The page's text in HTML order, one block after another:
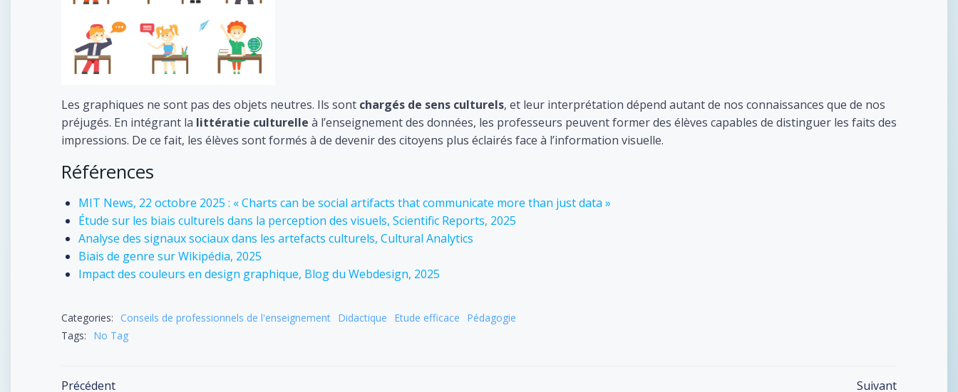
Les graphiques ne sont pas des objets neutres. Ils sont chargés de sens culturels, et leur interprétation dépend autant de nos connaissances que de nos
préjugés. En intégrant la littératie culturelle à l’enseignement des données, les professeurs peuvent former des élèves capables de distinguer les faits des
impressions. De ce fait, les élèves sont formés à de devenir des citoyens plus éclairés face à l’information visuelle.
Références
MIT News, 22 octobre 2025 : « Charts can be social artifacts that communicate more than just data »
Étude sur les biais culturels dans la perception des visuels, Scientific Reports, 2025
Analyse des signaux sociaux dans les artefacts culturels, Cultural Analytics
Biais de genre sur Wikipédia, 2025
Impact des couleurs en design graphique, Blog du Webdesign, 2025
Categories: Conseils de professionnels de l'enseignement Didactique Etude efficace
Pédagogie
Tags:
No Tag
Précédent Suivant